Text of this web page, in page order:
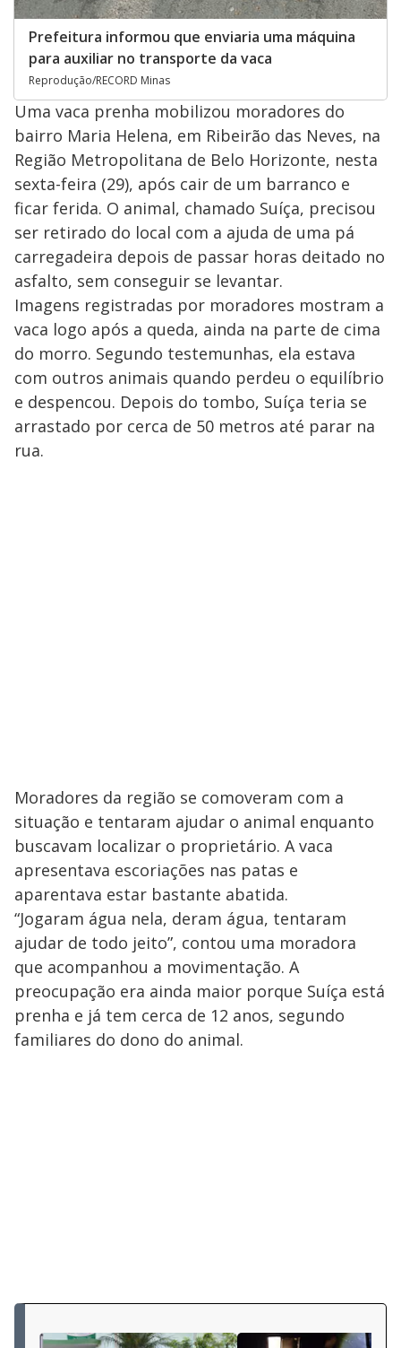
Prefeitura informou que enviaria uma máquina
para auxiliar no transporte da vaca
Reprodução/RECORD Minas
Uma vaca prenha mobilizou moradores do
bairro Maria Helena, em Ribeirão das Neves, na
Região Metropolitana de Belo Horizonte, nesta
sexta-feira (29), após cair de um barranco e
ficar ferida. O animal, chamado Suíça, precisou
ser retirado do local com a ajuda de uma pá
carregadeira depois de passar horas deitado no
asfalto, sem conseguir se levantar.
Imagens registradas por moradores mostram a
vaca logo após a queda, ainda na parte de cima
do morro. Segundo testemunhas, ela estava
com outros animais quando perdeu o equilíbrio
e despencou. Depois do tombo, Suíça teria se
arrastado por cerca de 50 metros até parar na
rua.
Moradores da região se comoveram com a
situação e tentaram ajudar o animal enquanto
buscavam localizar o proprietário. A vaca
apresentava escoriações nas patas e
aparentava estar bastante abatida.
“Jogaram água nela, deram água, tentaram
ajudar de todo jeito”, contou uma moradora
que acompanhou a movimentação. A
preocupação era ainda maior porque Suíça está
prenha e já tem cerca de 12 anos, segundo
familiares do dono do animal.